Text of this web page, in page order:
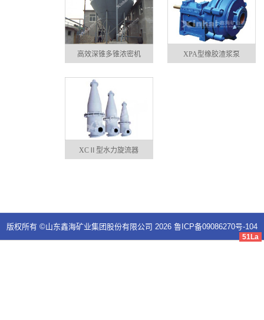
高效深锥多锥浓密机 XPA型橡胶渣浆泵
XCⅡ型水力旋流器
版权所有 ©山东鑫海矿业集团股份有限公司 2026 鲁ICP备09086270号-104
51La